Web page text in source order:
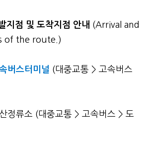
지점 및 도착지점 안내 (Arrival and
of the route.)
버스터미널 (대중교통 > 고속버스
정류소 (대중교통 > 고속버스 > 도